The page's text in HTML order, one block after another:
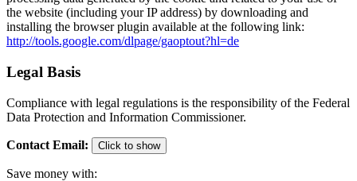
the website (including your IP address) by downloading and
installing the browser plugin available at the following link:
http://tools.google.com/dlpage/gaoptout?hl=de
Legal Basis
Compliance with legal regulations is the responsibility of the Federal
Data Protection and Information Commissioner.
Contact Email: Click to show
Save money with: